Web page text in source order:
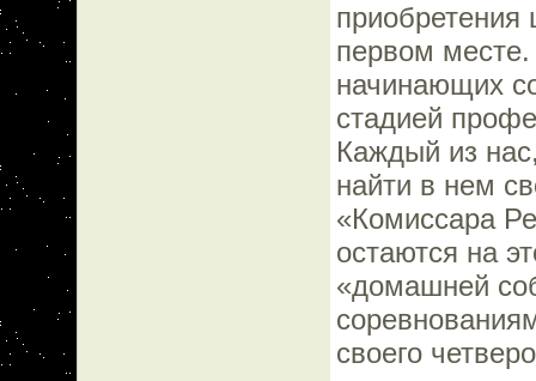
приобретения
первом
начинающих
стадией
Каждый из
найти в нем
«Комиссара
остаются на
«домашней
своего